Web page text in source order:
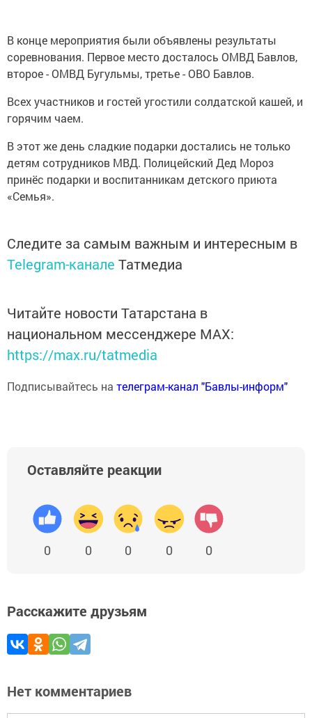
В конце мероприятия были объявлены результаты
соревнования. Первое место досталось ОМВД Бавлов,
второе - ОМВД Бугульмы, третье - ОВО Бавлов.
Всех участников и гостей угостили солдатской кашей, и
горячим чаем.
В этот же день сладкие подарки достались не только
детям сотрудников МВД. Полицейский Дед Мороз
принёс подарки и воспитанникам детского приюта
«Семья».
Следите за самым важным и интересным в
Telegram-канале Татмедиа
Читайте новости Татарстана в
национальном мессенджере MАХ:
https://max.ru/tatmedia
Подписывайтесь на телеграм-канал "Бавлы-информ"
Оставляйте реакции
0 0 0 0 0
Расскажите друзьям
Нет комментариев